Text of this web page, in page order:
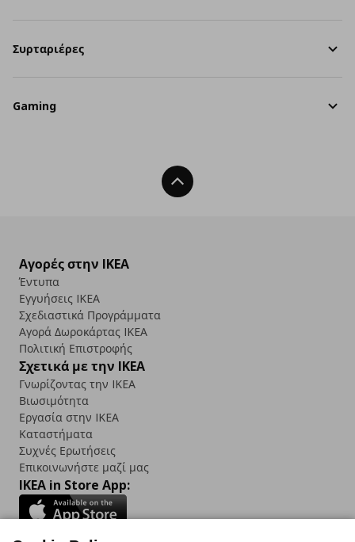
Συρταριέρες
Gaming
Back To Top
Αγορές στην IKEA
Έντυπα
Εγγυήσεις IKEA
Σχεδιαστικά Προγράμματα
Αγορά Δωρoκάρτας IKEA
Πολιτική Επιστροφής
Σχετικά με την IKEA
Γνωρίζοντας την IKEA
Βιωσιμότητα
Εργασία στην IKEA
Καταστήματα
Συχνές Ερωτήσεις
Επικοινωνήστε μαζί μας
IKEA in Store App: